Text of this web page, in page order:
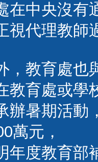
在中央沒有
視代理教師
，教育處也
教育處或學
辦暑期活動
萬元，
年度教育部